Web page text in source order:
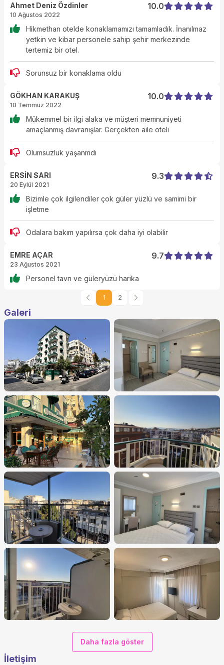
Ahmet Deniz Özdinler
10 Ağustos 2022
10.0
Hikmethan otelde konaklamamızı tamamladık. İnanılmaz
yetkin ve kibar personele sahip şehir merkezinde
tertemiz bir otel.
Sorunsuz bir konaklama oldu
GÖKHAN KARAKUŞ
10 Temmuz 2022
10.0
Mükemmel bir ilgi alaka ve müşteri memnuniyeti
amaçlanmış davranışlar. Gerçekten aile oteli
Olumsuzluk yaşanmdı
ERSİN SARI
20 Eylül 2021
9.3
Bizimle çok ilgilendiler çok güler yüzlü ve samimi bir
işletme
Odalara bakım yapılırsa çok daha iyi olabilir
EMRE AÇAR
23 Ağustos 2021
9.7
Personel tavrı ve güleryüzü harika
1 2
Galeri
Daha fazla göster
İletişim